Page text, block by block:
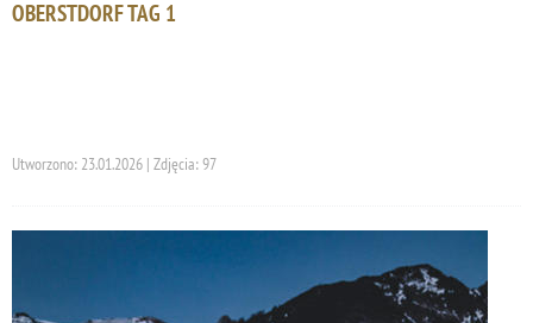
OBERSTDORF TAG 1
Utworzono: 23.01.2026 | Zdjęcia: 97